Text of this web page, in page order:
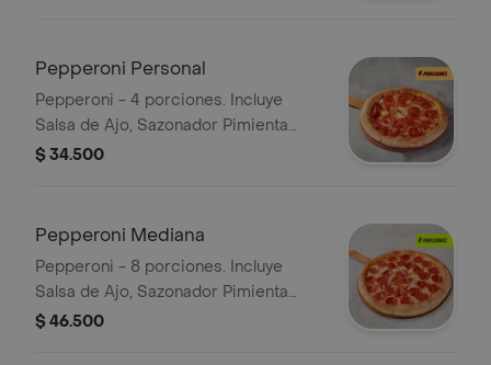
Pimienta Roja y Pepperoncini.
Pepperoni Personal
Pepperoni - 4 porciones. Incluye
Salsa de Ajo, Sazonador Pimienta
Roja y Pepperoncini.
$ 34.500
Pepperoni Mediana
Pepperoni - 8 porciones. Incluye
Salsa de Ajo, Sazonador Pimienta
Roja y Pepperoncini.
$ 46.500